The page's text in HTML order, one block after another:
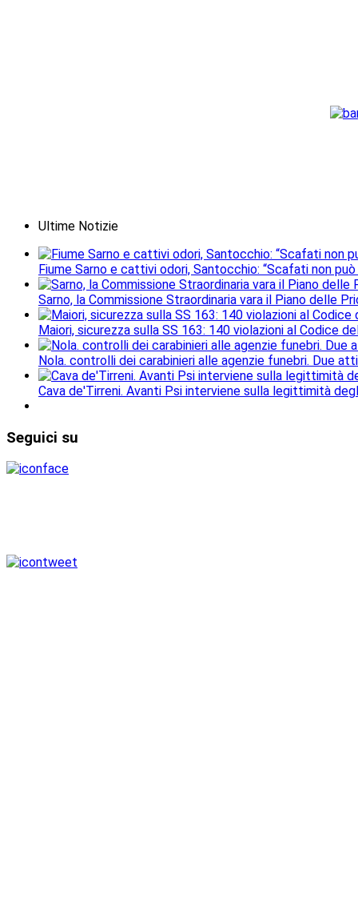
Ultime Notizie
Fiume Sarno e cattivi odori, Santocchio: “Scafati non
Sarno, la Commissione Straordinaria vara il Piano delle
Maiori, sicurezza sulla SS 163: 140 violazioni al Codice
Nola. controlli dei carabinieri alle agenzie funebri. Due
Cava de'Tirreni. Avanti Psi interviene sulla legittimità
Seguici su